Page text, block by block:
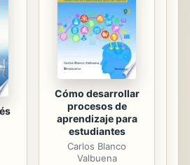
Cómo desarrollar
procesos de
aprendizaje para
estudiantes
Carlos Blanco
Valbuena